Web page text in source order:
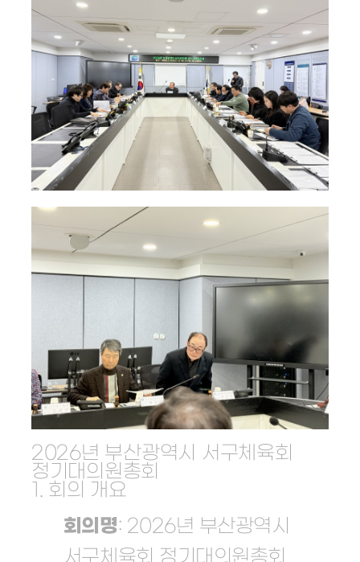
2026년 부산광역시 서구체육회
정기대의원총회
1. 회의 개요
회의명: 2026년 부산광역시
서구체육회 정기대의원총회